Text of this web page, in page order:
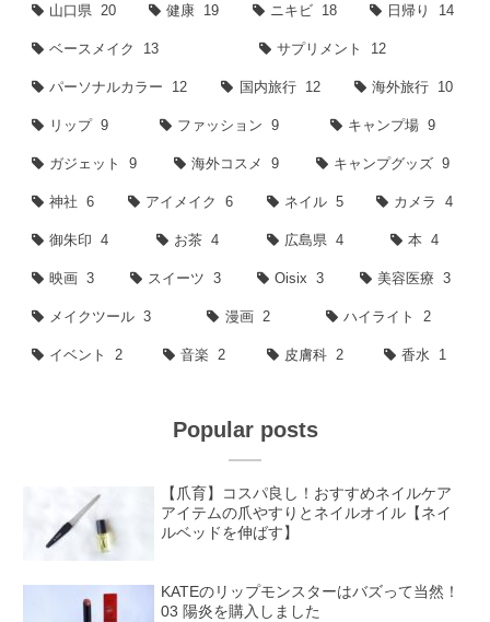
山口県 20 健康 19 ニキビ 18 日帰り 14
ベースメイク 13 サプリメント 12
パーソナルカラー 12 国内旅行 12 海外旅行 10
リップ 9 ファッション 9 キャンプ場 9
ガジェット 9 海外コスメ 9 キャンプグッズ 9
神社 6 アイメイク 6 ネイル 5 カメラ 4
御朱印 4 お茶 4 広島県 4 本 4
映画 3 スイーツ 3 Oisix 3 美容医療 3
メイクツール 3 漫画 2 ハイライト 2
イベント 2 音楽 2 皮膚科 2 香水 1
Popular posts
【爪育】コスパ良し！おすすめネイルケア
アイテムの爪やすりとネイルオイル【ネイ
ルベッドを伸ばす】
KATEのリップモンスターはバズって当然！
03 陽炎を購入しました